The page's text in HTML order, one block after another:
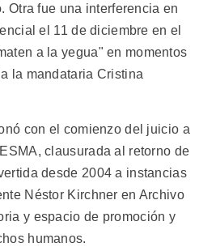
Otra fue una interferencia en
el 11 de diciembre en el
a la yegua" en momentos
la mandataria Cristina
con el comienzo del juicio a
clausurada al retorno de
desde 2004 a instancias
Néstor Kirchner en Archivo
y espacio de promoción y
humanos.